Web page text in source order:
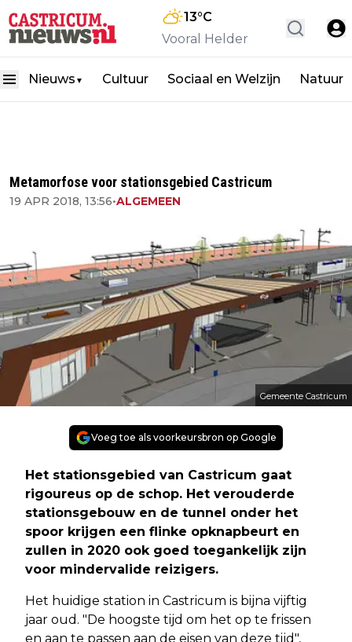
13°C
Vooral Helder
Nieuws ▼ Cultuur Sociaal en Welzijn Natuur
Metamorfose voor stationsgebied Castricum
19 APR 2018, 13:56•ALGEMEEN
Gemeente Castricum
Voeg toe als voorkeursbron op Google
Het stationsgebied van Castricum gaat
rigoureus op de schop. Het verouderde
stationsgebouw en de tunnel onder het
spoor krijgen een flinke opknapbeurt en
zullen in 2020 ook goed toegankelijk zijn
voor mindervalide reizigers.
Het huidige station in Castricum is bijna vijftig
jaar oud. "De hoogste tijd om het op te frissen
en aan te passen aan de eisen van deze tijd",